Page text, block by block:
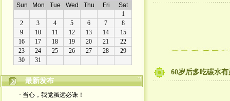
最新发布
· 当心，我党虽远必诛！
60岁后多吃碳水